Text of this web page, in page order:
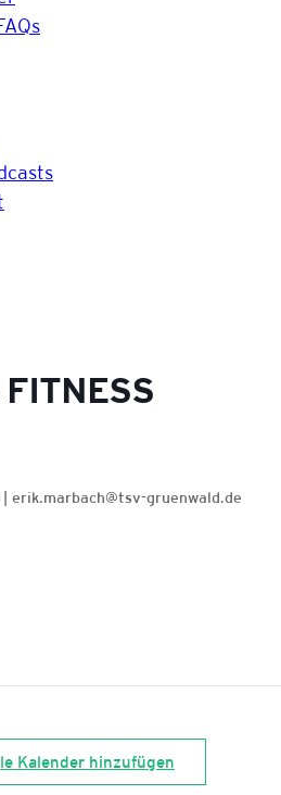
FITNESS
erik.marbach@tsv-gruenwald.de
Kalender hinzufügen